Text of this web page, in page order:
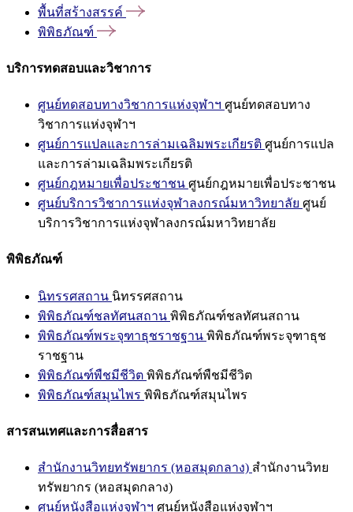
พื้นที่สร้างสรรค์
พิพิธภัณฑ์
บริการทดสอบและวิชาการ
ศูนย์ทดสอบทางวิชาการแห่งจุฬาฯ ศูนย์ทดสอบทาง
วิชาการแห่งจุฬาฯ
ศูนย์การแปลและการล่ามเฉลิมพระเกียรติ ศูนย์การแปล
และการล่ามเฉลิมพระเกียรติ
ศูนย์กฎหมายเพื่อประชาชน ศูนย์กฎหมายเพื่อประชาชน
ศูนย์บริการวิชาการแห่งจุฬาลงกรณ์มหาวิทยาลัย ศูนย์
บริการวิชาการแห่งจุฬาลงกรณ์มหาวิทยาลัย
พิพิธภัณฑ์
นิทรรศสถาน นิทรรศสถาน
พิพิธภัณฑ์ชลทัศนสถาน พิพิธภัณฑ์ชลทัศนสถาน
พิพิธภัณฑ์พระจุฑาธุชราชฐาน พิพิธภัณฑ์พระจุฑาธุช
ราชฐาน
พิพิธภัณฑ์พืชมีชีวิต พิพิธภัณฑ์พืชมีชีวิต
พิพิธภัณฑ์สมุนไพร พิพิธภัณฑ์สมุนไพร
สารสนเทศและการสื่อสาร
สำนักงานวิทยทรัพยากร (หอสมุดกลาง) สำนักงานวิทย
ทรัพยากร (หอสมุดกลาง)
ศูนย์หนังสือแห่งจุฬาฯ ศูนย์หนังสือแห่งจุฬาฯ